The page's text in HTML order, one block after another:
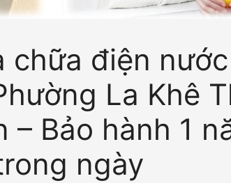
chữa điện
La Khê
– Bảo hành 1
ngày